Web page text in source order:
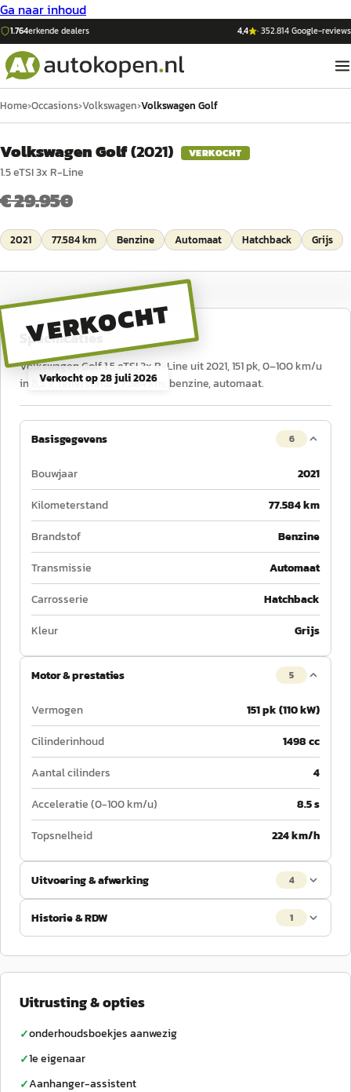
Ga naar inhoud
1.764erkende dealers 4,4 ·352.814Google-reviews
Home›Occasions›Volkswagen›Volkswagen Golf
Volkswagen Golf(2021) VERKOCHT
1.5 eTSI 3x R-Line
€ 29.950
2021 77.584 km Benzine Automaat Hatchback Grijs
VERKOCHT
Verkocht op28 juli 2026
Specificaties
Volkswagen Golf 1.5 eTSI 3x R-Line uit 2021, 151 pk, 0–100 km/u
in 8,5 s, tellerstand 77.584 km, benzine, automaat.
Basisgegevens 6
Bouwjaar
2021
Kilometerstand
77.584 km
Brandstof
Benzine
Transmissie
Automaat
Carrosserie
Hatchback
Kleur
Grijs
Motor & prestaties 5
Vermogen
151 pk (110 kW)
Cilinderinhoud
1498 cc
Aantal cilinders
4
Acceleratie (0-100 km/u)
8.5 s
Topsnelheid
224 km/h
Uitvoering & afwerking 4
Historie & RDW 1
Uitrusting & opties
✓onderhoudsboekjes aanwezig
✓1e eigenaar
✓Aanhanger-assistent